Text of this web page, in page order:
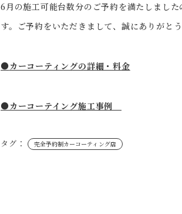
6月の施工可能台数分のご予約を満たしまし
す。ご予約をいただきまして、誠にありがとう
●カーコーティングの詳細・料金
●カーコーテイング施工事例
タグ： 完全予約制カーコーティング店